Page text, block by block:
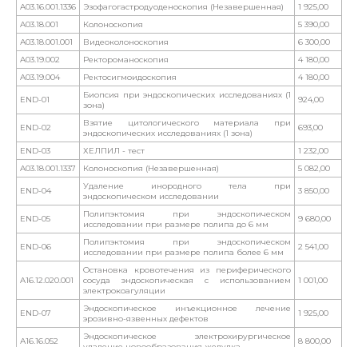
A03.16.001.1336
Эзофагогастродуоденоскопия (Незавершенная)
1 925,00
A03.18.001
Колоноскопия
5 390,00
А03.18.001.001
Видеоколоноскопия
6 300,00
A03.19.002
Ректороманоскопия
4 180,00
A03.19.004
Ректосигмоидоскопия 4 180,00
END-01
Биопсия при эндоскопических исследованиях (1
зона)
924,00
END-02
Взятие цитологического материала при
эндоскопических исследованиях (1 зона)
693,00
END-03 ХЕЛПИЛ - тест
1 232,00
A03.18.001.1337
Колоноскопия (Незавершенная) 5 082,00
END-04
Удаление инородного тела при
эндоскопическом исследовании
3 850,00
END-05
Полипэктомия при эндоскопическом
исследовании при размере полипа до 6 мм
9 680,00
END-06
Полипэктомия при эндоскопическом
исследовании при размере полипа более 6 мм
2 541,00
A16.12.020.001
Остановка кровотечения из периферического
сосуда эндоскопическая с использованием
электрокоагуляции
1 001,00
END-07
Эндоскопическое инъекционное лечение
эрозивно-язвенных дефектов
1 925,00
А16.16.052
Эндоскопическое электрохирургическое
8 800,00